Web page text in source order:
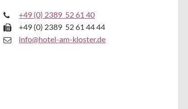
+49 (0) 2389 52 61 40
+49 (0) 2389 52 61 44 44
info@hotel-am-kloster.de